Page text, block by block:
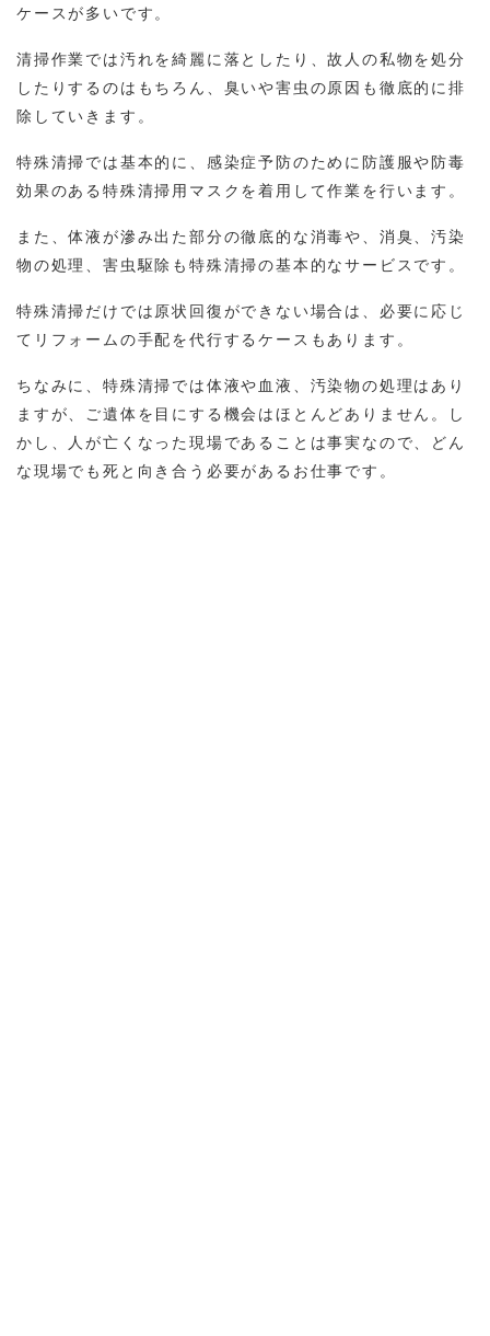
ケースが多いです。
清掃作業では汚れを綺麗に落としたり、故人の私物を処分
したりするのはもちろん、臭いや害虫の原因も徹底的に排
除していきます。
特殊清掃では基本的に、感染症予防のために防護服や防毒
効果のある特殊清掃用マスクを着用して作業を行います。
また、体液が滲み出た部分の徹底的な消毒や、消臭、汚染
物の処理、害虫駆除も特殊清掃の基本的なサービスです。
特殊清掃だけでは原状回復ができない場合は、必要に応じ
てリフォームの手配を代行するケースもあります。
ちなみに、特殊清掃では体液や血液、汚染物の処理はあり
ますが、ご遺体を目にする機会はほとんどありません。し
かし、人が亡くなった現場であることは事実なので、どん
な現場でも死と向き合う必要があるお仕事です。